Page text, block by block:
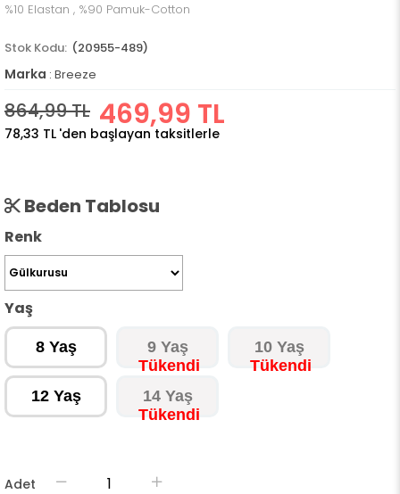
%10 Elastan , %90 Pamuk-Cotton
(20955-489)
Marka : Breeze
864,99 TL 469,99 TL
78,33 TL 'den başlayan taksitlerle
Beden Tablosu
Renk
Yaş
8 Yaş 9 Yaş 10 Yaş
12 Yaş 14 Yaş
Adet